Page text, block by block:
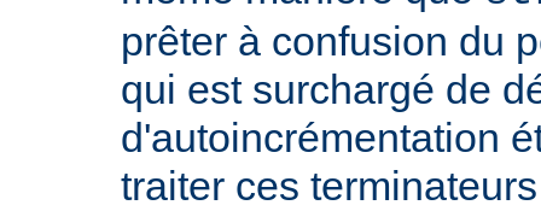
prêter à confusion du
qui est surchargé de
d'autoincrémentation
traiter ces